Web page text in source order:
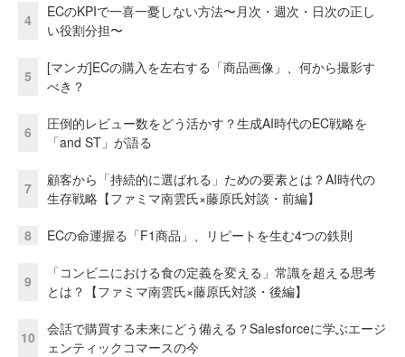
4
ECのKPIで一喜一憂しない方法〜月次・週次・日次の正し
い役割分担〜
5
[マンガ]ECの購入を左右する「商品画像」、何から撮影す
べき？
6
圧倒的レビュー数をどう活かす？生成AI時代のEC戦略を
「and ST」が語る
7
顧客から「持続的に選ばれる」ための要素とは？AI時代の
生存戦略【ファミマ南雲氏×藤原氏対談・前編】
8 ECの命運握る「F1商品」、リピートを生む4つの鉄則
9
「コンビニにおける食の定義を変える」常識を超える思考
とは？【ファミマ南雲氏×藤原氏対談・後編】
10
会話で購買する未来にどう備える？Salesforceに学ぶエージ
ェンティックコマースの今